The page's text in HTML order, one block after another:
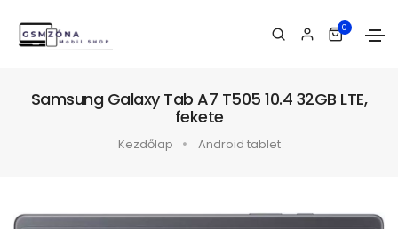
0
Samsung Galaxy Tab A7 T505 10.4 32GB LTE,
fekete
Kezdőlap Android tablet